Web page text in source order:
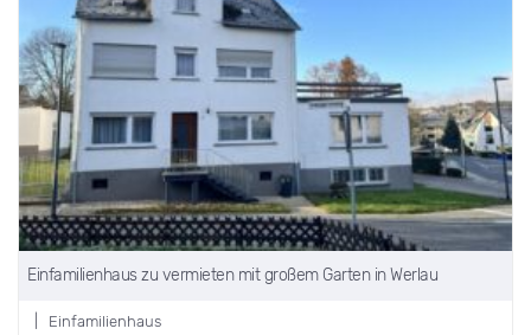
Einfamilienhaus zu vermieten mit großem Garten in Werlau
| Einfamilienhaus